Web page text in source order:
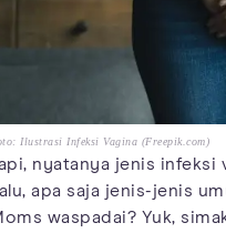
Ilustrasi Infeksi Vagina (Freepik.com)
nyatanya jenis infeksi
apa saja jenis-jenis
waspadai? Yuk,